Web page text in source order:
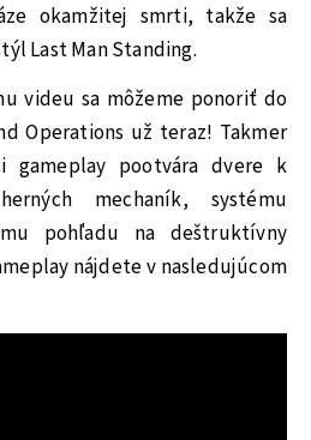
okamžitej smrti, takže sa
Last Man Standing.
videu sa môžeme ponoriť do
Operations už teraz! Takmer
pootvára dvere k
mechaník, systému
pohľadu na deštruktívny
nájdete v nasledujúcom